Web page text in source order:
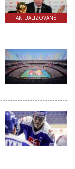
AKTUALIZOVANÉ